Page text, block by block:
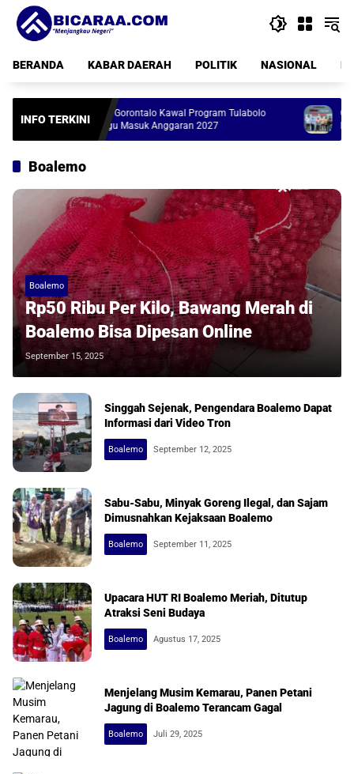
Langsung
konten
BERANDA
KABAR DAERAH POLITIK NASIONAL
INFO TERKINI
DPRD Gorontalo Kawal Program Tulabolo
Pinogu Masuk Anggaran 2027
Gerai
Rampung,
Boalemo
Boalemo
Rp50 Ribu Per Kilo, Bawang Merah di
Boalemo Bisa Dipesan Online
September 15, 2025
Singgah Sejenak, Pengendara Boalemo Dapat
Informasi dari Video Tron
Boalemo September 12, 2025
Sabu-Sabu, Minyak Goreng Ilegal, dan Sajam
Dimusnahkan Kejaksaan Boalemo
Boalemo September 11, 2025
Upacara HUT RI Boalemo Meriah, Ditutup
Atraksi Seni Budaya
Boalemo Agustus 17, 2025
Menjelang Musim Kemarau, Panen Petani
Jagung di Boalemo Terancam Gagal
Boalemo Juli 29, 2025